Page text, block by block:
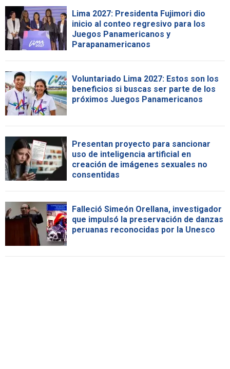
Lima 2027: Presidenta Fujimori dio
inicio al conteo regresivo para los
Juegos Panamericanos y
Parapanamericanos
Voluntariado Lima 2027: Estos son los
beneficios si buscas ser parte de los
próximos Juegos Panamericanos
Presentan proyecto para sancionar
uso de inteligencia artificial en
creación de imágenes sexuales no
consentidas
Falleció Simeón Orellana, investigador
que impulsó la preservación de danzas
peruanas reconocidas por la Unesco